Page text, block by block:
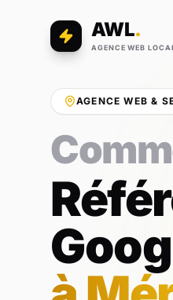
AWL.
AGENCE WEB LOCAL
AGENCE WEB &